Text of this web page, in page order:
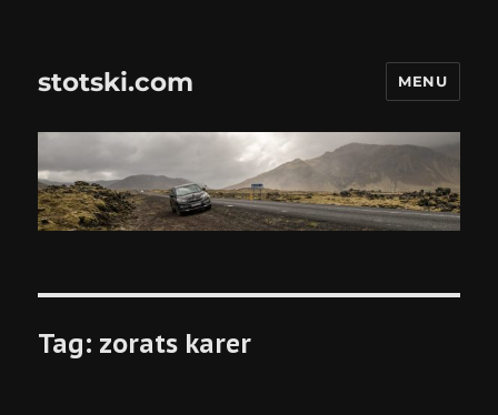
stotski.com MENU
Tag: zorats karer